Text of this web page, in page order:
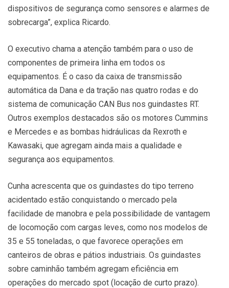
dispositivos de segurança como sensores e alarmes de
sobrecarga”, explica Ricardo.
O executivo chama a atenção também para o uso de
componentes de primeira linha em todos os
equipamentos. É o caso da caixa de transmissão
automática da Dana e da tração nas quatro rodas e do
sistema de comunicação CAN Bus nos guindastes RT.
Outros exemplos destacados são os motores Cummins
e Mercedes e as bombas hidráulicas da Rexroth e
Kawasaki, que agregam ainda mais a qualidade e
segurança aos equipamentos.
Cunha acrescenta que os guindastes do tipo terreno
acidentado estão conquistando o mercado pela
facilidade de manobra e pela possibilidade de vantagem
de locomoção com cargas leves, como nos modelos de
35 e 55 toneladas, o que favorece operações em
canteiros de obras e pátios industriais. Os guindastes
sobre caminhão também agregam eficiência em
operações do mercado spot (locação de curto prazo).